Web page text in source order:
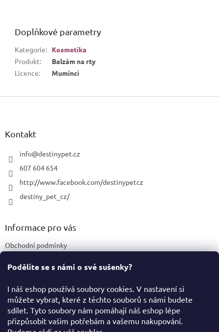
Podělíte se s námi o své sušenky?
I náš eshop používá soubory cookies. V nastavení si
můžete vybrat, které z těchto souborů s námi budete
sdílet. Tyto soubory nám pomáhají náš eshop lépe
přizpůsobit vašim potřebám a vašemu nakupování.
Doplňkové parametry
Kategorie:
Kosmetika
Produkt:
Balzám na rty
Licence: Mumínci
Z
Kontakt
info@destinypet.cz
607 604 654
http://www.facebook.com/destinypetcz
destiny_pet_cz/
Informace pro vás
Obchodní podmínky
Certifikace a označení produktů
Facebook